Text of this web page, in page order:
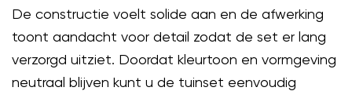
De constructie voelt solide aan en de afwerking
toont aandacht voor detail zodat de set er lang
verzorgd uitziet. Doordat kleurtoon en vormgeving
neutraal blijven kunt u de tuinset eenvoudig